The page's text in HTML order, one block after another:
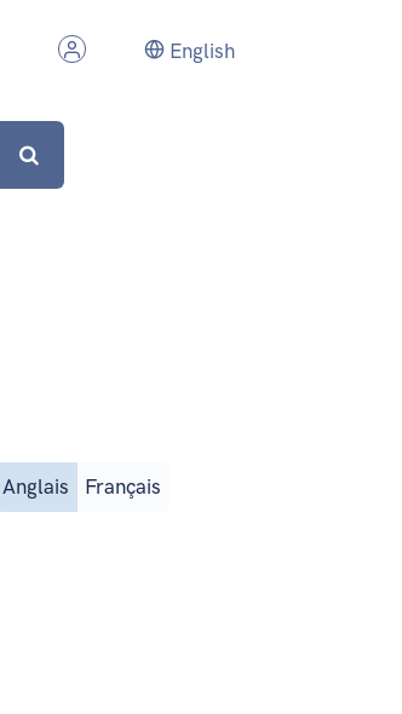
English
Anglais Français